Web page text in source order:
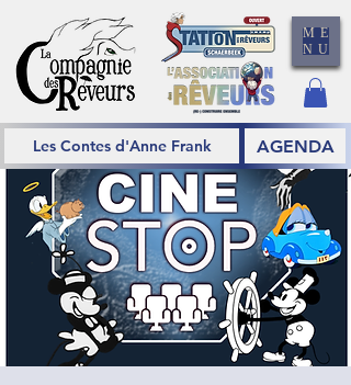
Les Contes d'Anne Frank AGENDA
ME
NU